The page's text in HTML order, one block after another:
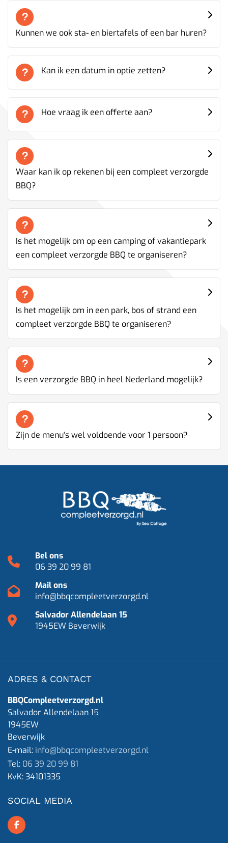
Kunnen we ook sta- en biertafels of een bar huren?
Kan ik een datum in optie zetten?
Hoe vraag ik een offerte aan?
Waar kan ik op rekenen bij een compleet verzorgde
BBQ?
Is het mogelijk om op een camping of vakantiepark
een compleet verzorgde BBQ te organiseren?
Is het mogelijk om in een park, bos of strand een
compleet verzorgde BBQ te organiseren?
Is een verzorgde BBQ in heel Nederland mogelijk?
Zijn de menu's wel voldoende voor 1 persoon?
Bel ons
06 39 20 99 81
Mail ons
info@bbqcompleetverzorgd.nl
Salvador Allendelaan 15
1945EW Beverwijk
ADRES & CONTACT
BBQCompleetverzorgd.nl
Salvador Allendelaan 15
1945EW
Beverwijk
E-mail: info@bbqcompleetverzorgd.nl
Tel: 06 39 20 99 81
KvK:34101335
SOCIAL MEDIA